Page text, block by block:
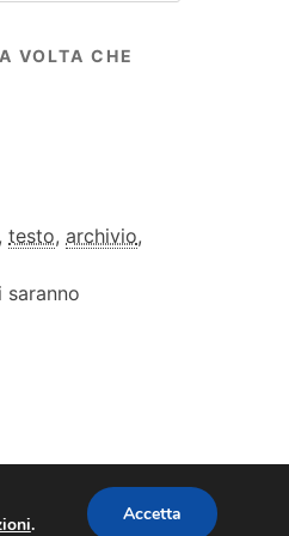
VOLTA CHE
,testo,archivio,
. Accetta